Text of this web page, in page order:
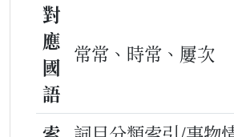
對
應
國
語
常常、時常、屢次